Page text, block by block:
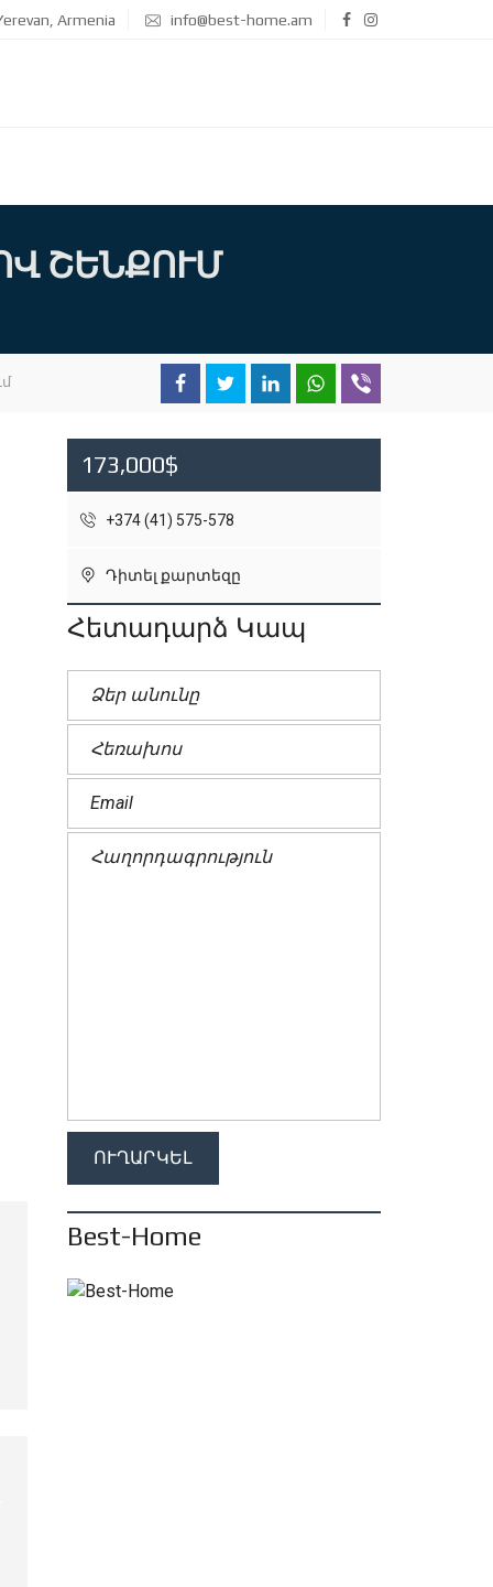
Armenia info@best-home.am
ՇԵՆՔՈՒՄ
173,000$
+374 (41) 575-578
Դիտել քարտեզը
Հետադարձ Կապ
Best-Home